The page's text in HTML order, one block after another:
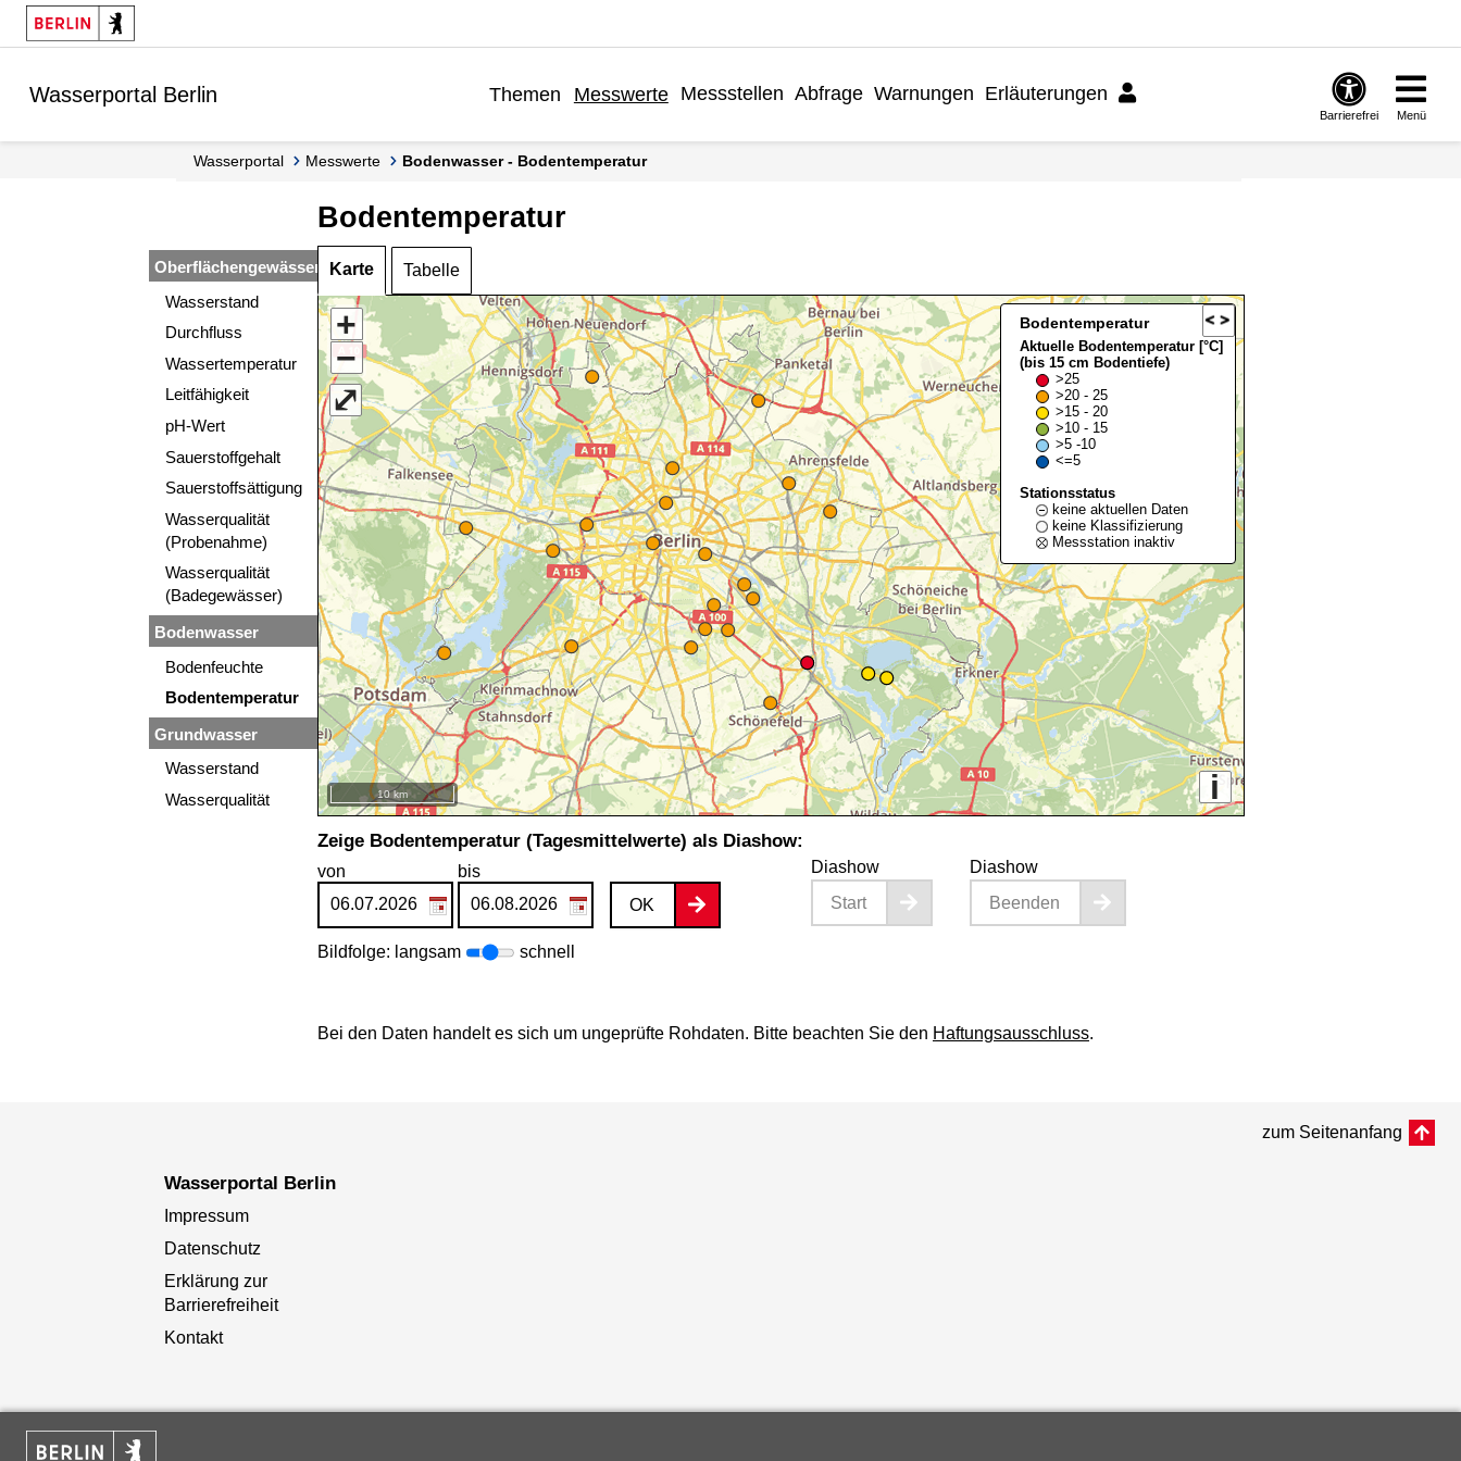
Springe zur Navigation
Springe zum Inhalt
Wasserportal Berlin Themen Messwerte Messstellen Abfrage Warnungen Erläuterungen
Barrierefrei Menü
Wasserportal Messwerte Bodenwasser - Bodentemperatur
Oberflächengewässer
Wasserstand
Durchfluss
Wassertemperatur
Leitfähigkeit
pH-Wert
Sauerstoffgehalt
Sauerstoffsättigung
Wasserqualität
(Probenahme)
Wasserqualität
(Badegewässer)
Bodenwasser
Bodenfeuchte
Bodentemperatur
Grundwasser
Wasserstand
Wasserqualität
Bodentemperatur
Karte Tabelle
+
−
i
⤢
10 km
+
−
Bodentemperatur
Aktuelle Bodentemperatur [°C]
(bis 15 cm Bodentiefe)
>25
>20 - 25
>15 - 20
>10 - 15
>5 -10
<=5
Stationsstatus
keine aktuellen Daten
keine Klassifizierung
Messstation inaktiv
Zeige Bodentemperatur (Tagesmittelwerte) als Diashow:
von
bis
OK
Bildfolge: langsam schnell
Diashow
Start
Diashow
Beenden
Bei den Daten handelt es sich um ungeprüfte Rohdaten. Bitte beachten Sie den Haftungsausschluss.
zum Seitenanfang
Wasserportal Berlin
Impressum
Datenschutz
Erklärung zur
Barrierefreiheit
Kontakt